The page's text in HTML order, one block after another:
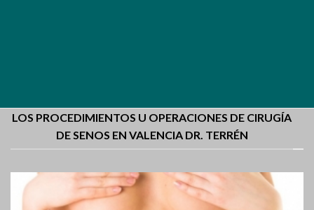
LOS PROCEDIMIENTOS U OPERACIONES DE CIRUGÍA
DE SENOS EN VALENCIA DR. TERRÉN